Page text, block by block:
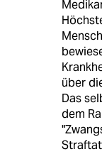
über
Das
dem